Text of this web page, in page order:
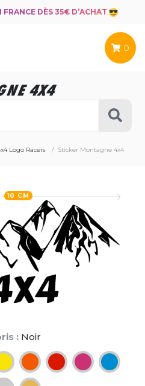
DÈS 35€ D’ACHAT
0
4X4
Logo Racers Sticker Montagne 4x4
10 CM
: Noir